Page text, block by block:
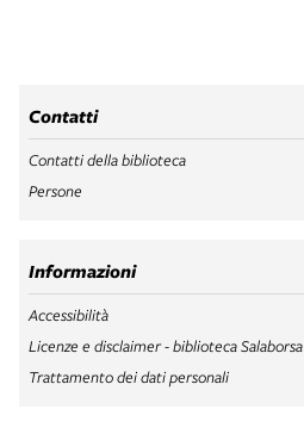
Contatti
Contatti della biblioteca
Persone
Informazioni
Accessibilità
Licenze e disclaimer - biblioteca Salaborsa
Trattamento dei dati personali